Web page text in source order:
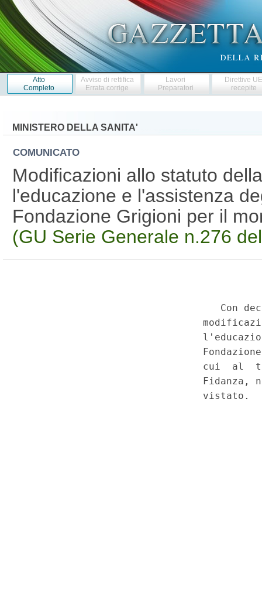
Atto
Completo
Avviso di rettifica
Errata corrige
Lavori
Preparatori
Direttive
recepite
MINISTERO DELLA SANITA'
COMUNICATO
Modificazioni allo statuto
l'educazione e l'assistenza
Fondazione Grigioni per il
(GU Serie Generale n.276